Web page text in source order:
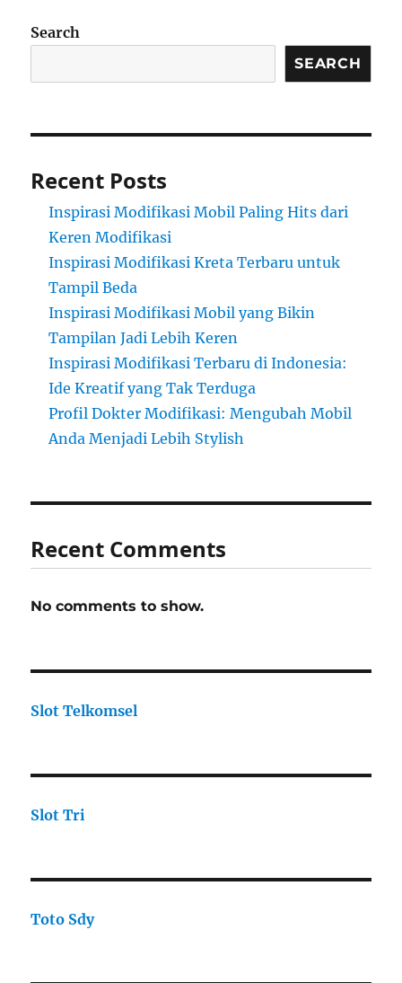
Search
SEARCH
Recent Posts
Inspirasi Modifikasi Mobil Paling Hits dari
Keren Modifikasi
Inspirasi Modifikasi Kreta Terbaru untuk
Tampil Beda
Inspirasi Modifikasi Mobil yang Bikin
Tampilan Jadi Lebih Keren
Inspirasi Modifikasi Terbaru di Indonesia:
Ide Kreatif yang Tak Terduga
Profil Dokter Modifikasi: Mengubah Mobil
Anda Menjadi Lebih Stylish
Recent Comments
No comments to show.
Slot Telkomsel
Slot Tri
Toto Sdy